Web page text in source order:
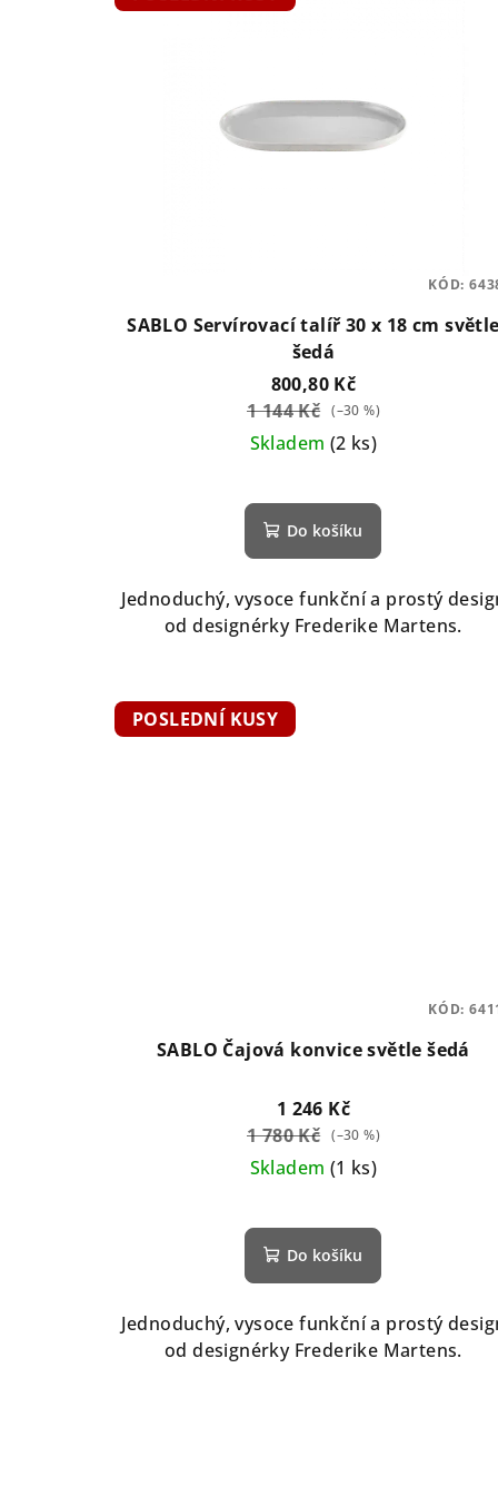
SABLO Servírovací talíř 30 x 18 cm světle
šedá
800,80 Kč
1 144 Kč (–30 %)
Skladem (2 ks)
Do košíku
Jednoduchý, vysoce funkční a prostý
od designérky Frederike Martens.
KÓD:
POSLEDNÍ KUSY
SABLO Čajová konvice světle šedá
1 246 Kč
1 780 Kč (–30 %)
Skladem (1 ks)
Do košíku
Jednoduchý, vysoce funkční a prostý
od designérky Frederike Martens.
KÓD: